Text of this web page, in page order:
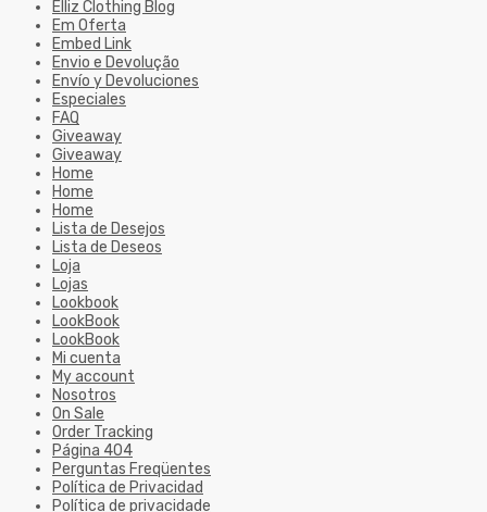
Elliz Clothing Blog
Em Oferta
Embed Link
Envio e Devolução
Envío y Devoluciones
Especiales
FAQ
Giveaway
Giveaway
Home
Home
Home
Lista de Desejos
Lista de Deseos
Loja
Lojas
Lookbook
LookBook
LookBook
Mi cuenta
My account
Nosotros
On Sale
Order Tracking
Página 404
Perguntas Freqüentes
Política de Privacidad
Política de privacidade